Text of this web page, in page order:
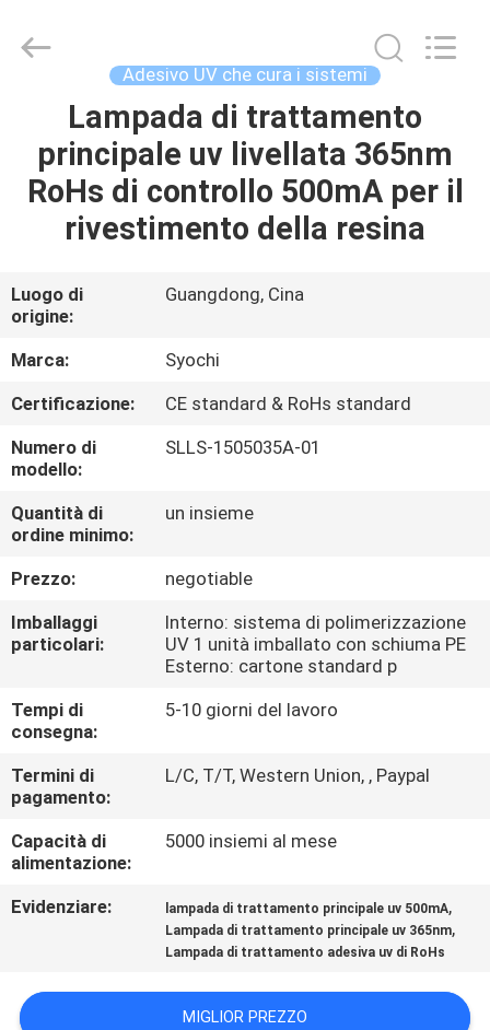
CASA
PRODOTTI
NOI
GIRO
DELLA
FABBRICA
CONTROLLO
DI
QUALITÀ
CONTATTICI
NOTIZIE
RICHIEDA
UNA
CITAZIONE
SITO
Syochi
Electronics
Adesivo UV che cura i sistemi
Lampada di trattamento
principale uv livellata 365nm
RoHs di controllo 500mA per il
rivestimento della resina
Luogo di
origine:
Guangdong, Cina
Marca:
Syochi
Certificazione:
CE standard & RoHs standard
Numero di
modello:
SLLS-1505035A-01
Quantità di
ordine minimo:
un insieme
Prezzo:
negotiable
Imballaggi
particolari:
Interno: sistema di polimerizzazione
UV 1 unità imballato con schiuma PE
Esterno: cartone standard p
Tempi di
consegna:
5-10 giorni del lavoro
Termini di
pagamento:
L/C, T/T, Western Union, , Paypal
Capacità di
alimentazione:
5000 insiemi al mese
Evidenziare: lampada di trattamento principale uv 500mA,
Lampada di trattamento principale uv 365nm,
Lampada di trattamento adesiva uv di RoHs
MIGLIOR PREZZO